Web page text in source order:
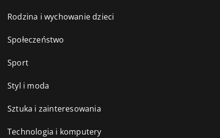
Rodzina i wychowanie dzieci
Społeczeństwo
Sport
Styl i moda
Sztuka i zainteresowania
Technologia i komputery